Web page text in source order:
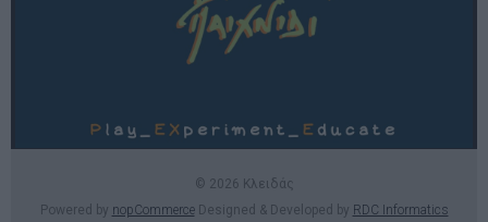
© 2026 Κλειδάς
Powered by nopCommerceDesigned & Developed by RDC Informatics